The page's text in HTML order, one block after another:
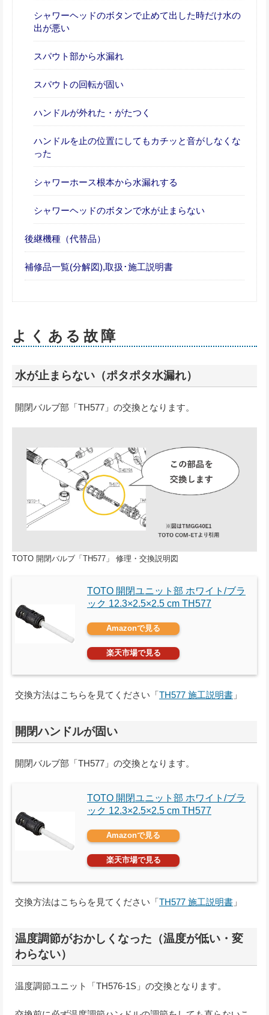
シャワーヘッドのボタンで止めて出した時だけ水の
出が悪い
スパウト部から水漏れ
スパウトの回転が固い
ハンドルが外れた・がたつく
ハンドルを止の位置にしてもカチッと音がしなくな
った
シャワーホース根本から水漏れする
シャワーヘッドのボタンで水が止まらない
後継機種（代替品）
補修品一覧(分解図),取扱･施工説明書
よくある故障
水が止まらない（ポタポタ水漏れ）
開閉バルブ部「TH577」の交換となります。
TOTO 開閉バルブ「TH577」 修理・交換説明図
TOTO 開閉ユニット部 ホワイト/ブラ
ック 12.3×2.5×2.5 cm TH577
Amazonで見る
楽天市場で見る
交換方法はこちらを見てください「TH577 施工説明書 」
開閉ハンドルが固い
開閉バルブ部「TH577」の交換となります。
TOTO 開閉ユニット部 ホワイト/ブラ
ック 12.3×2.5×2.5 cm TH577
Amazonで見る
楽天市場で見る
交換方法はこちらを見てください「TH577 施工説明書 」
温度調節がおかしくなった（温度が低い・変
わらない）
温度調節ユニット「TH576-1S」の交換となります。